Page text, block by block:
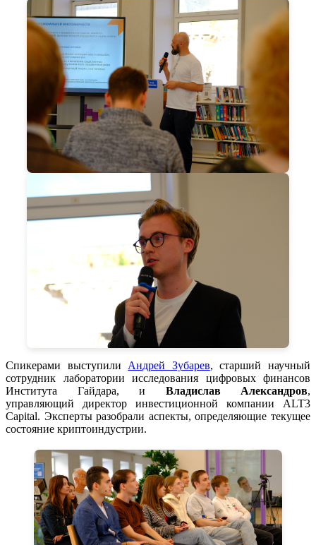
Спикерами выступили Андрей Зубарев, старший научный
сотрудник лаборатории исследования цифровых финансов
Института Гайдара, и Владислав Александров,
управляющий директор инвестиционной компании ALT3
Capital. Эксперты разобрали аспекты, определяющие текущее
состояние криптоиндустрии.